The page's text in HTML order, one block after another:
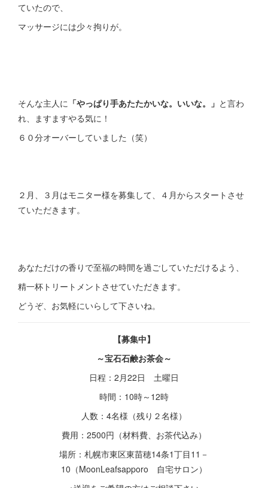
ていたので、
マッサージには少々拘りが。
そんな主人に 「やっぱり手あたたかいな。いいな。」 と言わ
れ、ますますやる気に！
６０分オーバーしていました（笑）
２月、３月はモニター様を募集して、４月からスタートさせ
ていただきます。
あなただけの香りで至福の時間を過ごしていただけるよう、
精一杯トリートメントさせていただきます。
どうぞ、お気軽にいらして下さいね。
【募集中】
～宝石石鹸お茶会～
日程：2月22日 土曜日
時間：10時～12時
人数：4名様（残り２名様）
費用：2500円（材料費、お茶代込み）
場所：札幌市東区東苗穂14条1丁目11－
10（MoonLeafsapporo 自宅サロン）